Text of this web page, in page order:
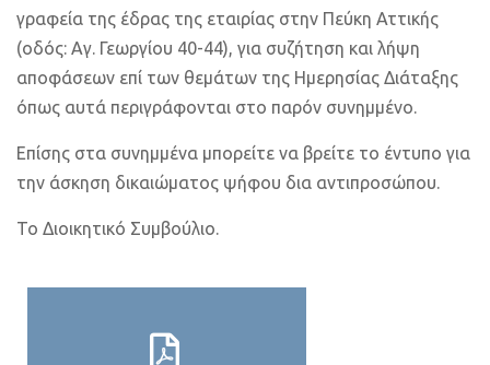
γραφεία της έδρας της εταιρίας στην Πεύκη Αττικής
(οδός: Αγ. Γεωργίου 40-44), για συζήτηση και λήψη
αποφάσεων επί των θεμάτων της Ημερησίας Διάταξης
όπως αυτά περιγράφονται στο παρόν συνημμένο.
Επίσης στα συνημμένα μπορείτε να βρείτε το έντυπο για
την άσκηση δικαιώματος ψήφου δια αντιπροσώπου.
Το Διοικητικό Συμβούλιο.